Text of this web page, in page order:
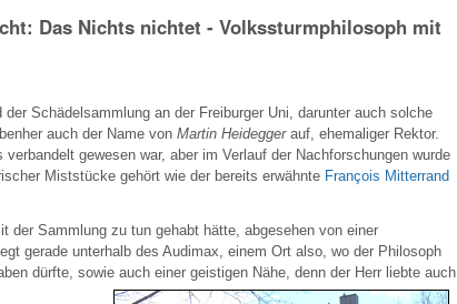
Das Nichts nichtet - Volkssturmphilosoph mit
Schädelsammlung an der Freiburger Uni, darunter auch solche
auch der Name von Martin Heideggerauf, ehemaliger Rektor.
gewesen war, aber im Verlauf der Nachforschungen wurde
Miststücke gehört wie der bereits erwähnte François Mitterrand
der Sammlung zu tun gehabt hätte, abgesehen von einer
gerade unterhalb des Audimax, einem Ort also, wo der Philosoph
dürfte, sowie auch einer geistigen Nähe, denn der Herr liebte auch